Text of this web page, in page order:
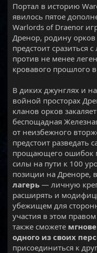
Портал в историю
явилось пятое
Warlords of Draenor
Дренор, родину
предстоит сразиться
против не менее
кровавого прошлого
В диких джунглях и
войной просторах
кланов орков
беспощадная
от неизбежного
предстоит разведать
прощающего ошибок
силы на пути к 100
позиции на Дреноре,
лагерь — личную
расширять и
убежищем для
участия в этом
также сможете
одного из своих
присоединиться к